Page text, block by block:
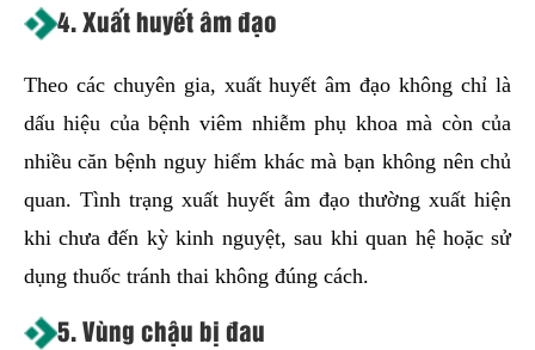
4. Xuất huyết âm đạo
Theo các chuyên gia, xuất huyết âm đạo không chỉ là
dấu hiệu của bệnh viêm nhiễm phụ khoa mà còn của
nhiều căn bệnh nguy hiểm khác mà bạn không nên chủ
quan. Tình trạng xuất huyết âm đạo thường xuất hiện
khi chưa đến kỳ kinh nguyệt, sau khi quan hệ hoặc sử
dụng thuốc tránh thai không đúng cách.
5. Vùng chậu bị đau